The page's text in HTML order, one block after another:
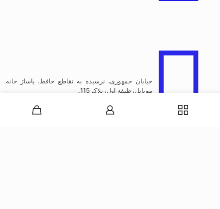
خیابان جمهوری، نرسیده به تقاطع حافظ، پاساژ خانه
موبایل، طبقه اول، پلاک 115.